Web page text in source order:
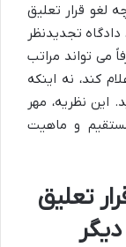
لغو قرار تعلیق
دادگاه تجدیدنظر
می تواند مراتب
کند، نه اینکه
این نظریه، مهر
و ماهیت
تعلیق